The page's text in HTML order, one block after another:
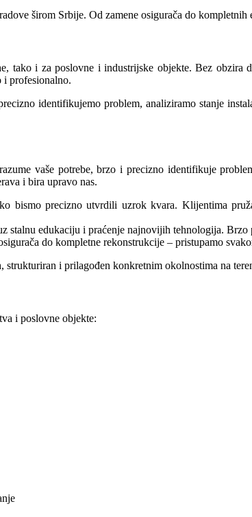
širom Srbije. Od zamene osigurača do
tako i za poslovne i industrijske objekte. Bez
i profesionalno.
identifikujemo problem, analiziramo stanje
vaše potrebe, brzo i precizno identifikuje
i bira upravo nas.
bismo precizno utvrdili uzrok kvara. Klijentima
stalnu edukaciju i praćenje najnovijih tehnologija.
do kompletne rekonstrukcije – pristupamo
i prilagođen konkretnim okolnostima na
i poslovne objekte: